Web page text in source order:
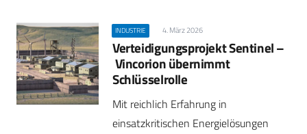
INDUSTRIE 4. März 2026
Verteidigungsprojekt Sentinel –
Vincorion übernimmt
Schlüsselrolle
Mit reichlich Erfahrung in
einsatzkritischen Energielösungen